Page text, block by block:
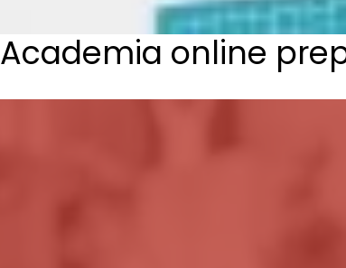
Academia online